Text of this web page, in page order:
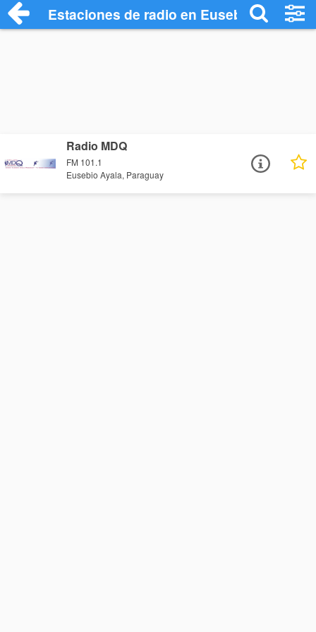
Estaciones de radio en Eusebio Ayala -
Radio MDQ
FM 101.1
Eusebio Ayala, Paraguay